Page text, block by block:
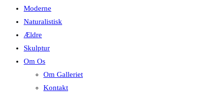
Moderne
Naturalistisk
Ældre
Skulptur
Om Os
Om Galleriet
Kontakt